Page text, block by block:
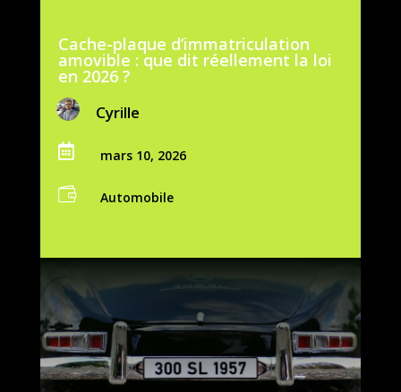
Cache-plaque d’immatriculation
amovible : que dit réellement la loi
en 2026 ?
Cyrille
 mars 10, 2026
 Automobile